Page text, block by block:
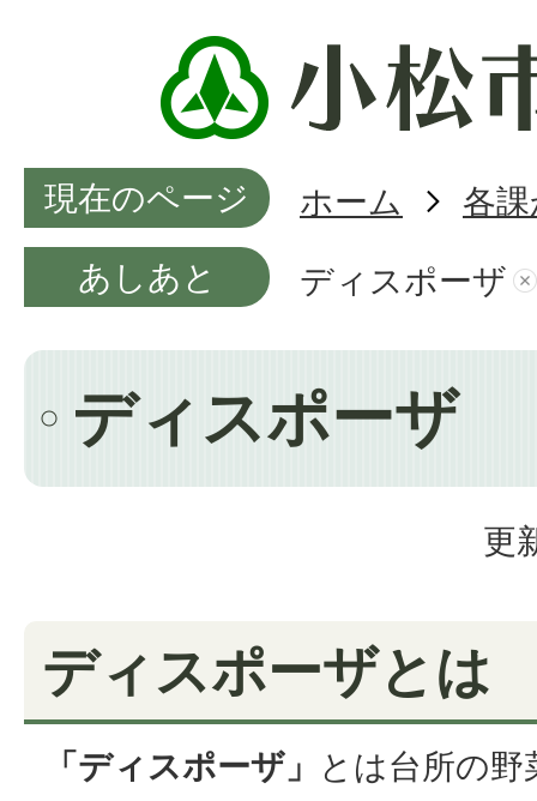
現在のページ ホーム
各
あしあと
ディスポーザ
ディスポーザ
更
ディスポーザとは
「ディスポーザ」 とは台所の